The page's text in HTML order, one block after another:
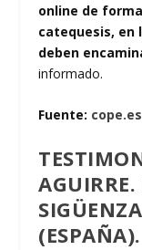
online de
catequesis, en
deben
informado.
Fuente: cope.es
AGUIRRE.
(ESPAÑA).